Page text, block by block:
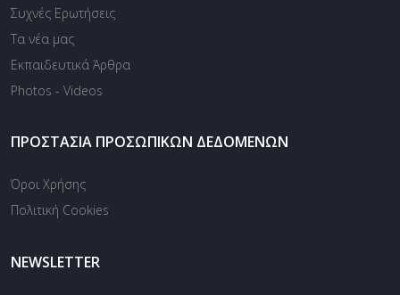
Συχνές Ερωτήσεις
Τα νέα μας
Εκπαιδευτικά Άρθρα
Photos - Videos
ΠΡΟΣΤΑΣΊΑ ΠΡΟΣΩΠΙΚΏΝ ΔΕΔΟΜΈΝΩΝ
Όροι Χρήσης
Πολιτική Cookies
NEWSLETTER